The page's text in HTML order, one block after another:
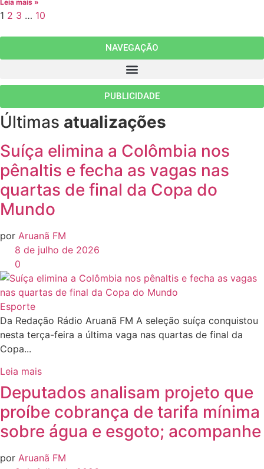
Leia mais »
1 2 3 … 10
NAVEGAÇÃO
PUBLICIDADE
Últimas atualizações
Suíça elimina a Colômbia nos
pênaltis e fecha as vagas nas
quartas de final da Copa do
Mundo
por Aruanã FM
8 de julho de 2026
0
Esporte
Da Redação Rádio Aruanã FM A seleção suíça conquistou
nesta terça-feira a última vaga nas quartas de final da
Copa...
Leia mais
Deputados analisam projeto que
proíbe cobrança de tarifa mínima
sobre água e esgoto; acompanhe
por Aruanã FM